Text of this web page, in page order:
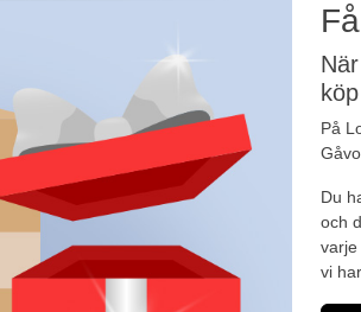
köp
På
Du
och
varje
vi